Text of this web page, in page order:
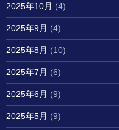
2025年10月 (4)
2025年9月 (4)
2025年8月 (10)
2025年7月 (6)
2025年6月 (9)
2025年5月 (9)